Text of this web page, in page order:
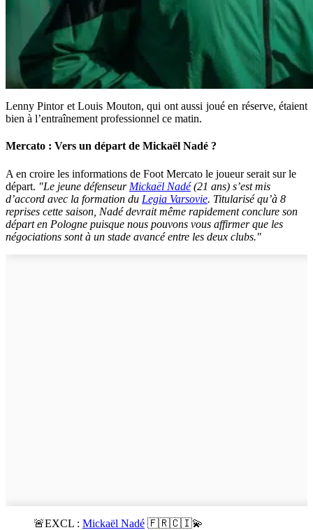
Lenny Pintor et Louis Mouton, qui ont aussi joué en réserve, étaient
bien à l’entraînement professionnel ce matin.
Mercato : Vers un départ de Mickaël Nadé ?
A en croire les informations de Foot Mercato le joueur serait sur le
départ. "Le jeune défenseur Mickaël Nadé(21 ans) s’est mis
d’accord avec la formation du Legia Varsovie. Titularisé qu’à 8
reprises cette saison, Nadé devrait même rapidement conclure son
départ en Pologne puisque nous pouvons vous affirmer que les
négociations sont à un stade avancé entre les deux clubs."
🚨EXCL : Mickaël Nadé 🇫🇷🇨🇮💫